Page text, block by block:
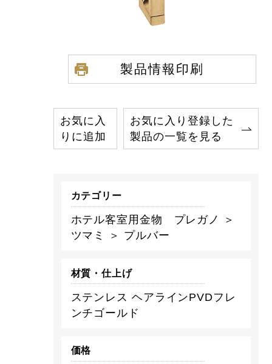
製品情報印刷
お気に入
りに追加
お気に入り登録した
製品の一覧を見る
カテゴリー
ホテル客室用金物 プレガノ ＞
ツマミ ＞ プルバー
材質・仕上げ
ステンレス ヘアラインPVDフレ
ンチゴールド
価格